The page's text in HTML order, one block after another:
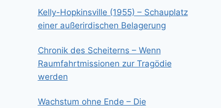
Kelly-Hopkinsville (1955) – Schauplatz
einer außerirdischen Belagerung
Chronik des Scheiterns – Wenn
Raumfahrtmissionen zur Tragödie
werden
Wachstum ohne Ende – Die